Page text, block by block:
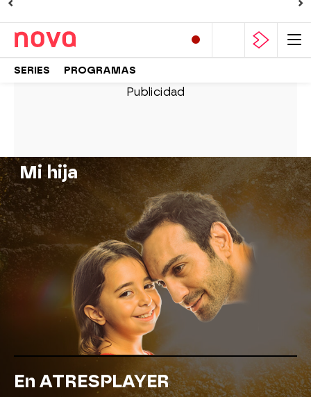
SERIES PROGRAMAS
Mi hija
En ATRESPLAYER